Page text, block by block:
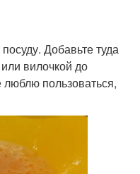
Добавьте туда
вилочкой до
пользоваться,